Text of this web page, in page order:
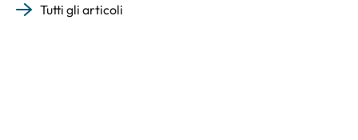
Tutti gli articoli